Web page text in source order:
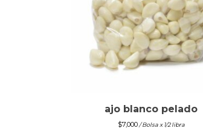
ajo blanco pelado
$7,000/ Bolsa x 1/2 libra